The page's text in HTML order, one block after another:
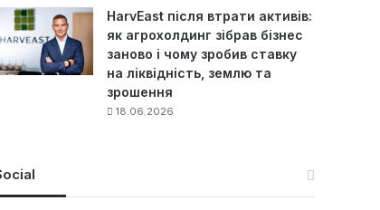
HarvEast після втрати активів:
як агрохолдинг зібрав бізнес
заново і чому зробив ставку
на ліквідність, землю та
зрошення
18.06.2026